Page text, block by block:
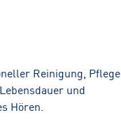
Reinigung, Pflege
und
Hören.